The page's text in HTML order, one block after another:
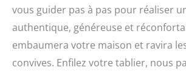
vous guider pas à pas pour réaliser
authentique, généreuse et
embaumera votre maison et ravira
convives. Enfilez votre tablier, nous